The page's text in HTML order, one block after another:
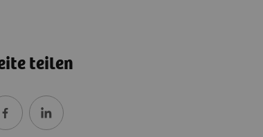
teilen